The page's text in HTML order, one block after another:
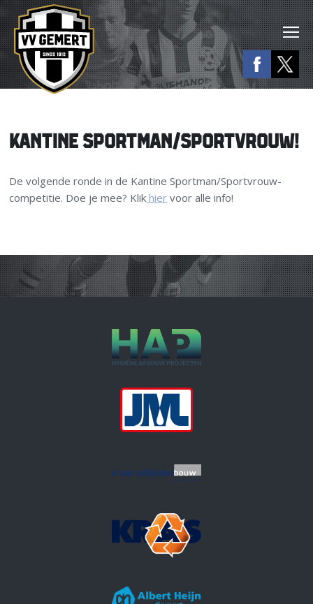
KANTINE SPORTMAN/SPORTVROUW!
De volgende ronde in de Kantine Sportman/Sportvrouw-
competitie. Doe je mee? Klik hier voor alle info!